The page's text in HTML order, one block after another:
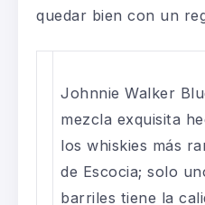
quedar bien con un
Johnnie Walker
mezcla exquisita
los whiskies más
de Escocia; solo
barriles tiene la